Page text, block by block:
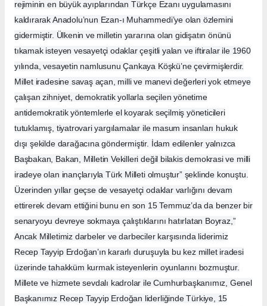
rejiminin en büyük ayıplarından Türkçe Ezanı uygulamasını
kaldırarak Anadolu’nun Ezan-ı Muhammedi’ye olan özlemini
gidermiştir. Ülkenin ve milletin yararına olan gidişatın önünü
tıkamak isteyen vesayetçi odaklar çeşitli yalan ve iftiralar ile 1960
yılında, vesayetin namlusunu Çankaya Köşkü’ne çevirmişlerdir.
Millet iradesine savaş açan, milli ve manevi değerleri yok etmeye
çalışan zihniyet, demokratik yollarla seçilen yönetime
antidemokratik yöntemlerle el koyarak seçilmiş yöneticileri
tutuklamış, tiyatrovari yargılamalar ile masum insanları hukuk
dışı şekilde darağacına göndermiştir. İdam edilenler yalnızca
Başbakan, Bakan, Milletin Vekilleri değil bilakis demokrasi ve milli
iradeye olan inançlarıyla Türk Milleti olmuştur” şeklinde konuştu.
Üzerinden yıllar geçse de vesayetçi odaklar varlığını devam
ettirerek devam ettiğini bunu en son 15 Temmuz’da da benzer bir
senaryoyu devreye sokmaya çalıştıklarını hatırlatan Boyraz,”
Ancak Milletimiz darbeler ve darbeciler karşısında liderimiz
Recep Tayyip Erdoğan’ın kararlı duruşuyla bu kez millet iradesi
üzerinde tahakküm kurmak isteyenlerin oyunlarını bozmuştur.
Millete ve hizmete sevdalı kadrolar ile Cumhurbaşkanımız, Genel
Başkanımız Recep Tayyip Erdoğan liderliğinde Türkiye, 15